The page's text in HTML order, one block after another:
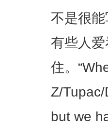
不是很
有些人
住。
Z/
but we